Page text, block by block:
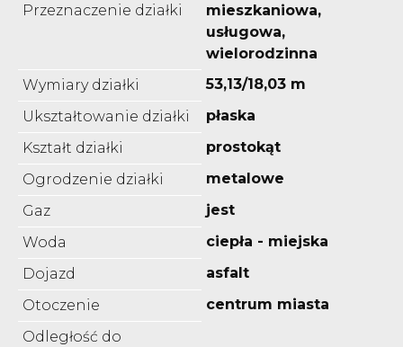
Przeznaczenie działki
mieszkaniowa,
usługowa,
wielorodzinna
Wymiary działki
53,13/18,03 m
Ukształtowanie działki
płaska
Kształt działki
prostokąt
Ogrodzenie działki
metalowe
Gaz
jest
Woda
ciepła - miejska
Dojazd
asfalt
Otoczenie
centrum miasta
Odległość do